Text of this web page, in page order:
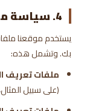
4. سياسة ملفات تعريف الارتباط
يستخدم موقعنا
بك. وتشمل هذه:
ملفات تعريف
(على سبيل